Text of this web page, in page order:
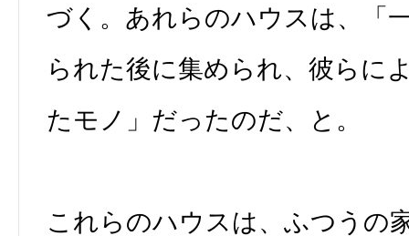
づく。あれらのハウスは、「
られた後に集められ、彼らに
たモノ」だったのだ、と。
これらのハウスは、ふつうの